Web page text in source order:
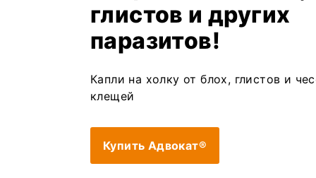
глистов и других
паразитов!
Капли на холку от блох, глистов и
клещей
Купить Адвокат®